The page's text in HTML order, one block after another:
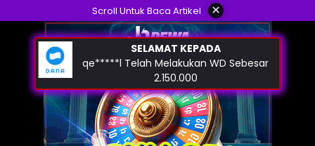
to
content
Scroll Untuk Baca Artikel ×